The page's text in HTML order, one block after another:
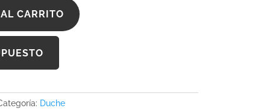
CARRITO
Duche